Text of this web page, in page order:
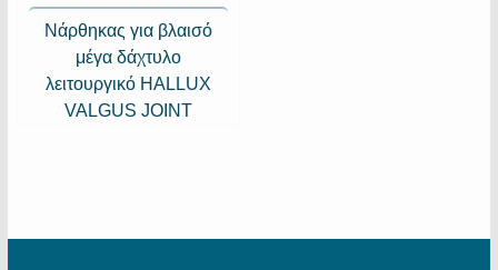
Νάρθηκας για βλαισό
μέγα δάχτυλο
λειτουργικό HALLUX
VALGUS JOINT